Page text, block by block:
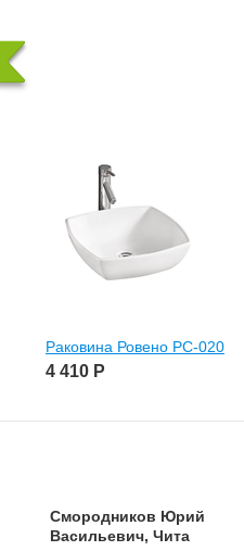
Раковина Ровено РС-020
4 410 Р
Смородников Юрий
Васильевич, Чита